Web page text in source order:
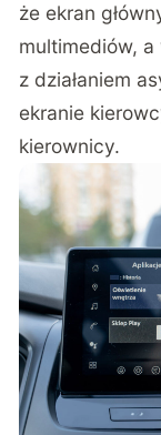
że ekran
multimediów,
z działaniem
ekranie
kierownicy.